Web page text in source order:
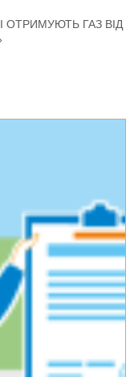
ОТРИМУЮТЬ ГАЗ ВІД